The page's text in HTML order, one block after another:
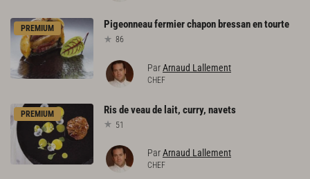
PREMIUM Pigeonneaufermierchapon bressanentourte
86
ParArnaud Lallement
CHEF
PREMIUM Risdeveaude lait, curry, navets
51
ParArnaud Lallement
CHEF